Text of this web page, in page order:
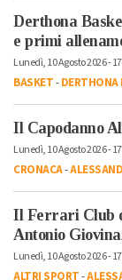
Derthona
e primi
Lunedì, 10 Agosto 2026 -
BASKET-DERTHONA
Il Capodanno
Lunedì, 10 Agosto 2026 -
CRONACA-
Il Ferrari Club
Antonio
Lunedì, 10 Agosto 2026 -